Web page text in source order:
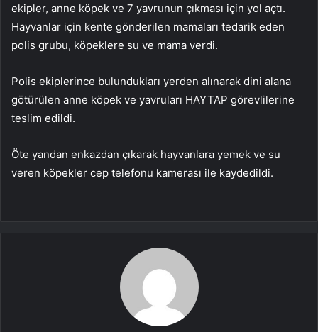
ekipler, anne köpek ve 7 yavrunun çıkması için yol açtı.
Hayvanlar için kente gönderilen mamaları tedarik eden
polis grubu, köpeklere su ve mama verdi.
Polis ekiplerince bulundukları yerden alınarak dini alana
götürülen anne köpek ve yavruları HAYTAP görevlilerine
teslim edildi.
Öte yandan enkazdan çıkarak hayvanlara yemek ve su
veren köpekler cep telefonu kamerası ile kaydedildi.